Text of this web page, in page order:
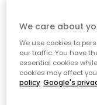
I webblager – endast 2
We care about
We use cookies to
our traffic. You have
essential cookies
cookies may affect
policy Google's